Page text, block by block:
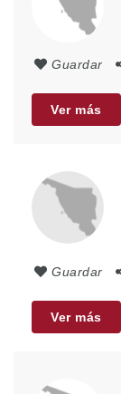
Guardar
Ver más
Guardar
Ver más